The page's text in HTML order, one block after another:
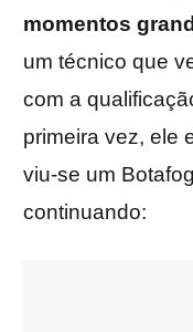
momentos
um técnico que
com a
primeira vez, ele
viu-se um
continuando: